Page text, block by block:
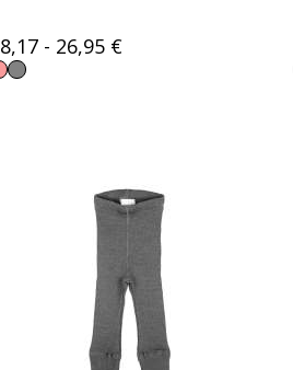
- 26,95 €